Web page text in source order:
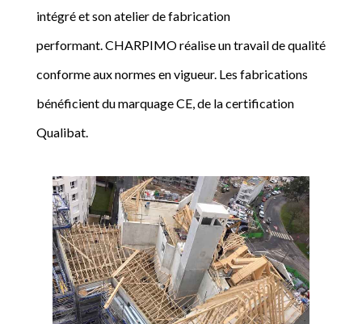
intégré et son atelier de fabrication
performant. CHARPIMO réalise un travail de qualité
conforme aux normes en vigueur. Les fabrications
bénéficient du marquage CE, de la certification
Qualibat.